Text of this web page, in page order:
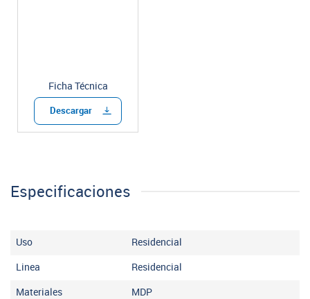
Ficha Técnica
Descargar
Especificaciones
Uso Residencial
Linea Residencial
Materiales
MDP